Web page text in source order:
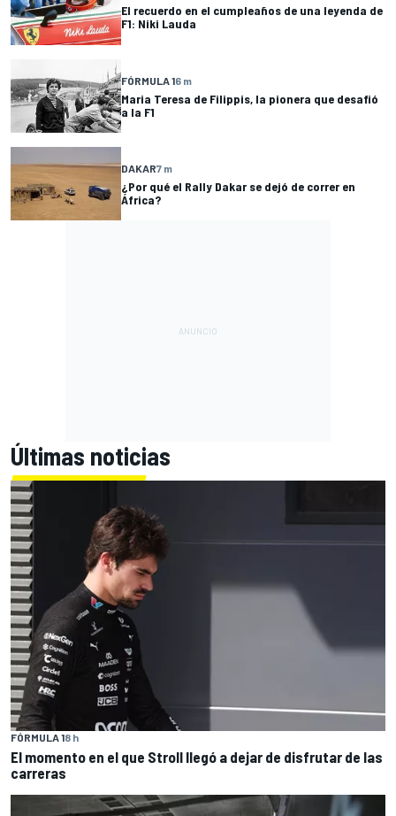
El recuerdo en el cumpleaños de una leyenda de
F1: Niki Lauda
FÓRMULA 16 m
Maria Teresa de Filippis, la pionera que desafió
a la F1
DAKAR7 m
¿Por qué el Rally Dakar se dejó de correr en
África?
Últimas noticias
FÓRMULA 18 h
El momento en el que Stroll llegó a dejar de disfrutar de las
carreras